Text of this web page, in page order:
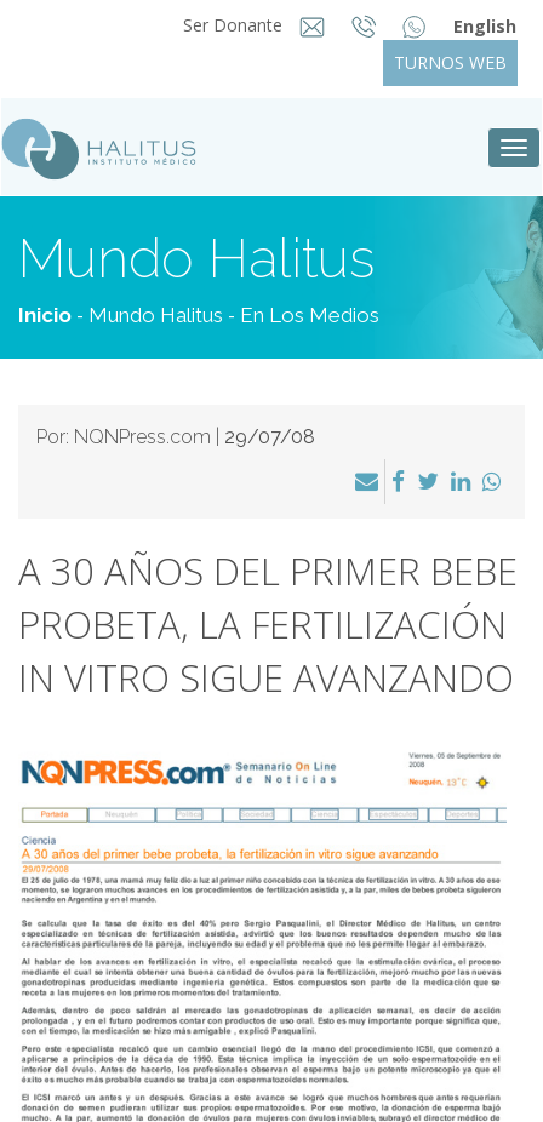
Ser Donante
English
TURNOS WEB
Mundo Halitus
Inicio - Mundo Halitus - En Los Medios
Por: NQNPress.com | 29/07/08
A 30 AÑOS DEL PRIMER BEBE
PROBETA, LA FERTILIZACIÓN
IN VITRO SIGUE AVANZANDO